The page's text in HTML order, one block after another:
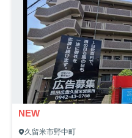
NEW
久留米市野中町